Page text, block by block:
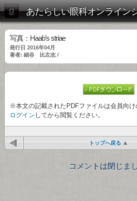
あたらしい眼科オンライン
写真：Haab’s striae
発行日 2016年04月
著者: 細谷 比左志 /
※本文の記載されたPDFファイルは会員向け
ログイン してから閲覧ください。
トップへ戻る
コメントは閉じま